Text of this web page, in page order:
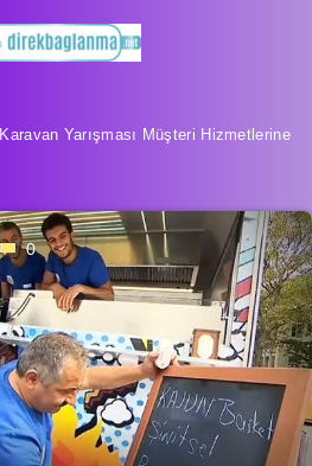
Karavan Yarışması Müşteri Hizmetlerine
0